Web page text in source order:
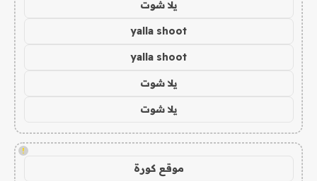
يلا شوت
yalla shoot
yalla shoot
يلا شوت
يلا شوت
!
موقع كورة